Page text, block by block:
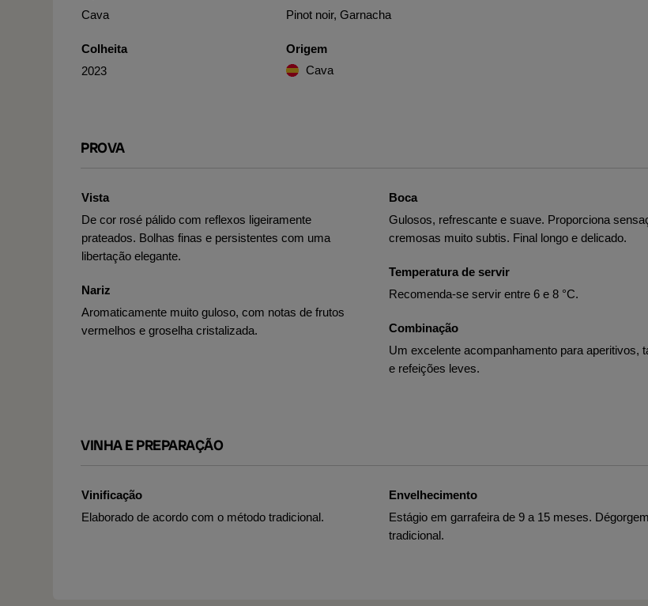
Cava
Colheita
2023
Pinot noir, Garnacha
Origem
Cava
PROVA
Vista
De cor rosé pálido com reflexos ligeiramente
prateados. Bolhas finas e persistentes com uma
libertação elegante.
Nariz
Aromaticamente muito guloso, com notas de frutos
vermelhos e groselha cristalizada.
Boca
Gulosos, refrescante e suave. Proporciona
cremosas muito subtis. Final longo e delicado.
Temperatura de servir
Recomenda-se servir entre 6 e 8 °C.
Combinação
Um excelente acompanhamento para aperitivos,
e refeições leves.
VINHA E PREPARAÇÃO
Vinificação
Elaborado de acordo com o método tradicional.
Envelhecimento
Estágio em garrafeira de 9 a 15 meses.
tradicional.